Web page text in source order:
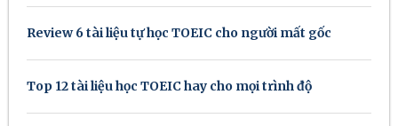
Review 6 tài liệu tự học TOEIC cho người mất gốc
Top 12 tài liệu học TOEIC hay cho mọi trình độ